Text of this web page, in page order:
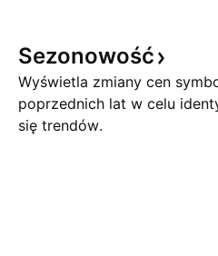
Sezonowość
Wyświetla zmiany cen
poprzednich lat w celu
się trendów.